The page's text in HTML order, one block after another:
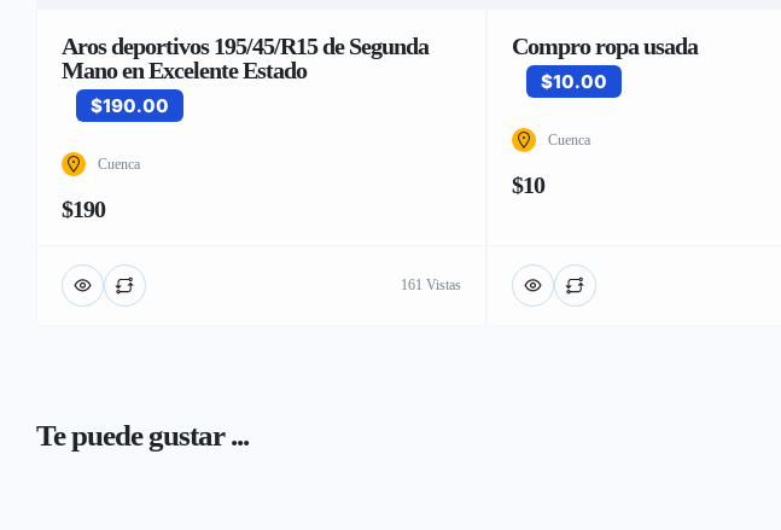
Aros deportivos 195/45/R15 de Segunda
Mano en Excelente Estado
$190.00
Cuenca
$190
161 Vistas
Compro ropa usada
$10.00
Cuenca
$10
Te puede gustar ...